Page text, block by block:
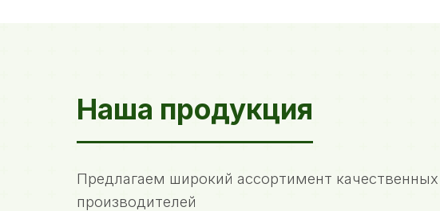
Наша продукция
Предлагаем широкий ассортимент
производителей